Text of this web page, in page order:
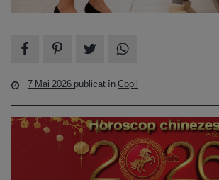
7 Mai 2026 publicat înCopil